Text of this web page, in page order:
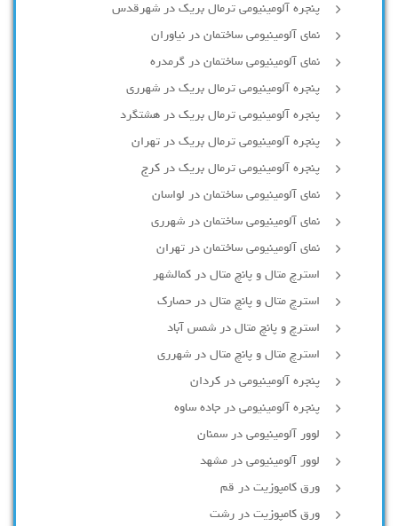
پنجره آلومینیومی ترمال بریک در شهرقدس
نمای آلومینیومی ساختمان در نیاوران
نمای آلومینیومی ساختمان در گرمدره
پنجره آلومینیومی ترمال بریک در شهرری
پنجره آلومینیومی ترمال بریک در هشتگرد
پنجره آلومینیومی ترمال بریک در تهران
پنجره آلومینیومی ترمال بریک در کرج
نمای آلومینیومی ساختمان در لواسان
نمای آلومینیومی ساختمان در شهرری
نمای آلومینیومی ساختمان در تهران
استرچ متال و پانچ متال در کمالشهر
استرچ متال و پانچ متال در حصارك
استرچ و پانچ متال در شمس آباد
استرچ متال و پانچ متال در شهرری
پنجره آلومینیومی در کردان
پنجره آلومینیومی در جاده ساوه
لوور آلومینیومی در سمنان
لوور آلومینیومی در مشهد
ورق کامپوزیت در قم
ورق کامپوزیت در رشت